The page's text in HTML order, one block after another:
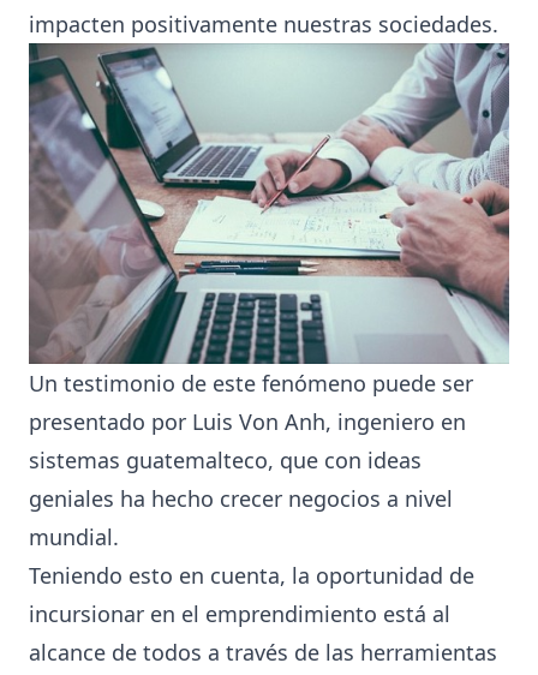
impacten positivamente nuestras sociedades.
Un testimonio de este fenómeno puede ser
presentado por Luis Von Anh, ingeniero en
sistemas guatemalteco, que con ideas
geniales ha hecho crecer negocios a nivel
mundial.
Teniendo esto en cuenta, la oportunidad de
incursionar en el emprendimiento está al
alcance de todos a través de las herramientas